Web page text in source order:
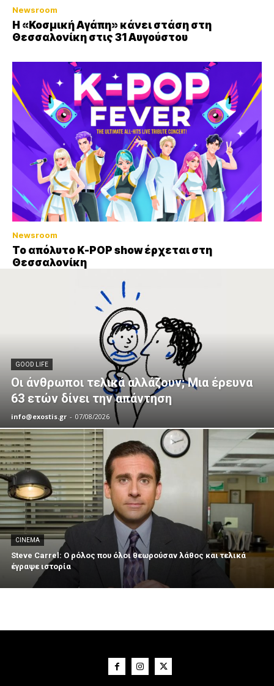
Newsroom
Η «Κοσμική Αγάπη» κάνει στάση στη
Θεσσαλονίκη στις 31 Αυγούστου
Newsroom
Το απόλυτο K-POP show έρχεται στη
Θεσσαλονίκη
GOOD LIFE
Οι άνθρωποι τελικά αλλάζουν; Μια έρευνα
63 ετών δίνει την απάντηση
info@exostis.gr - 07/08/2026
CINEMA
Steve Carrel: Ο ρόλος που όλοι θεωρούσαν λάθος και τελικά
έγραψε ιστορία